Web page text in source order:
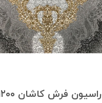
فرش کاشان ۱۲۰۰ شانه نقره ای